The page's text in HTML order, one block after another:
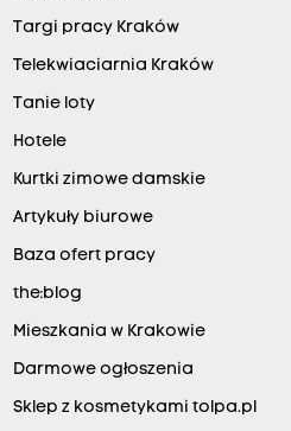
Targi pracy Kraków
Telekwiaciarnia Kraków
Tanie loty
Hotele
Kurtki zimowe damskie
Artykuły biurowe
Baza ofert pracy
the:blog
Mieszkania w Krakowie
Darmowe ogłoszenia
Sklep z kosmetykami tolpa.pl